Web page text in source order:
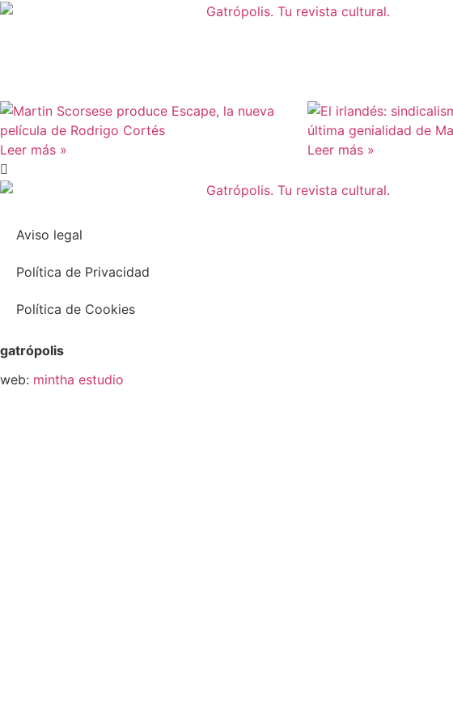
Leer más » Leer más »
Aviso legal
Política de Privacidad
Política de Cookies
gatrópolis
web: mintha estudio